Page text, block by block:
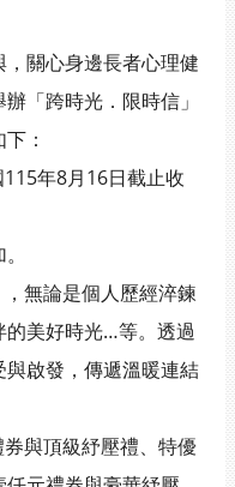
關心身邊長者心理健
「跨時光．限時信」
：
年8月16日截止收
無論是個人歷經淬鍊
的美好時光…等。透過
啟發，傳遞溫暖連結
與頂級紓壓禮、特優